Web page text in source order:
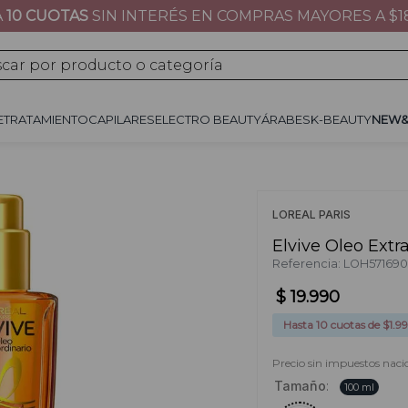
10 CUOTASSIN INTERÉS EN COMPRAS MAYORES A
producto o categoría
TRATAMIENTOCAPILARESELECTRO BEAUTYÁRABESK-BEAUTY
LOREAL PARIS
Elvive Oleo
Referencia:
$ 19.990
Hasta10 cuotas de $
Precio sin impuestos
Tamaño: 100 ml